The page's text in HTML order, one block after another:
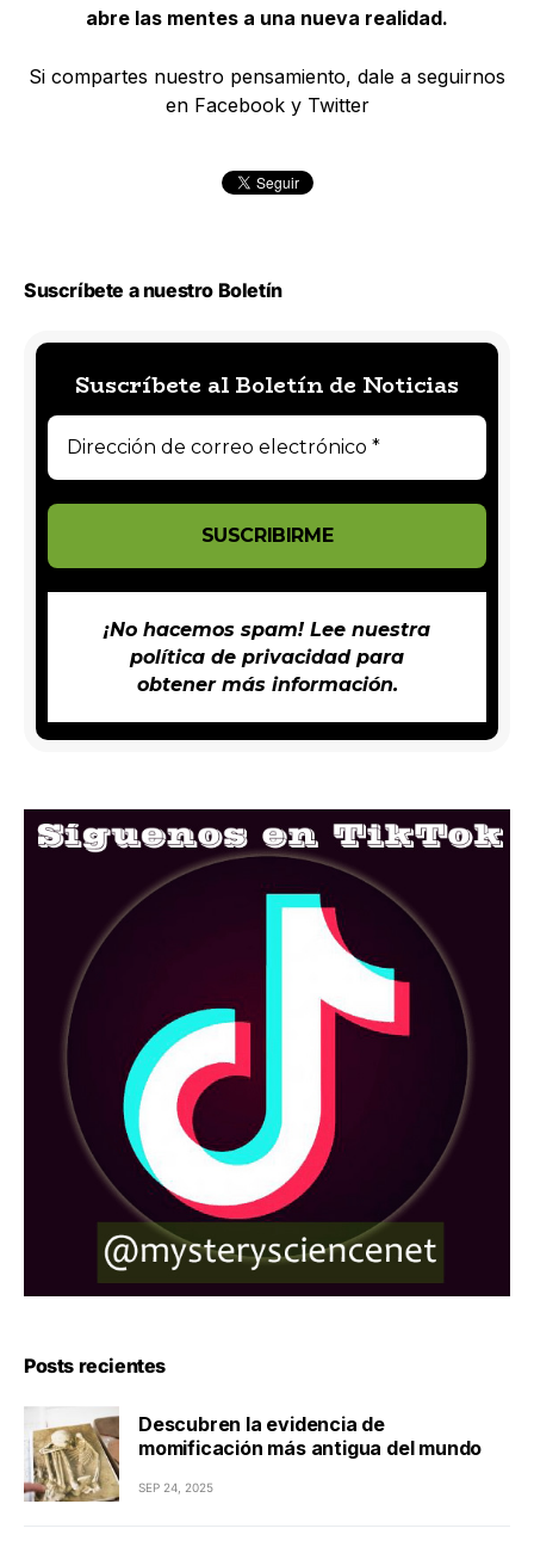
abre las mentes a una nueva realidad.
Si compartes nuestro pensamiento, dale a seguirnos
en Facebook y Twitter
Suscríbete a nuestro Boletín
Suscríbete al Boletín de Noticias
¡No hacemos spam! Lee nuestra
política de privacidadpara
obtener más información.
Posts recientes
Descubren la evidencia de
momificación más antigua del mundo
SEP 24, 2025